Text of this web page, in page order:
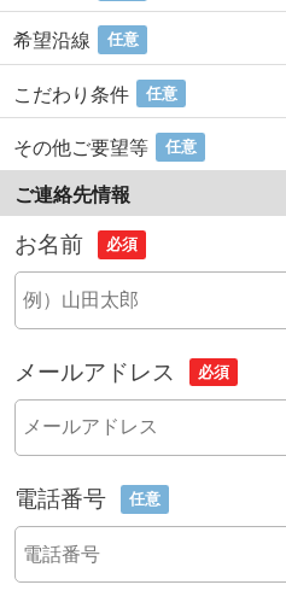
希望沿線 任意
こだわり条件 任意
その他ご要望等 任意
ご連絡先情報
お名前 必須
メールアドレス 必須
電話番号 任意